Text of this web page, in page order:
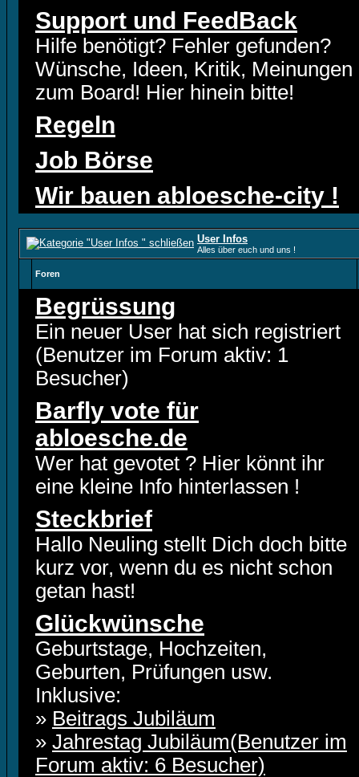
Support und FeedBack
Hilfe benötigt? Fehler gefunden?
Wünsche, Ideen, Kritik, Meinungen
zum Board! Hier hinein bitte!
Regeln
Job Börse
Wir bauen abloesche-city !
User Infos
Alles über euch und uns !
Foren
Begrüssung
Ein neuer User hat sich registriert
(Benutzer im Forum aktiv: 1
Besucher)
Barfly vote für
abloesche.de
Wer hat gevotet ? Hier könnt ihr
eine kleine Info hinterlassen !
Steckbrief
Hallo Neuling stellt Dich doch bitte
kurz vor, wenn du es nicht schon
getan hast!
Glückwünsche
Geburtstage, Hochzeiten,
Geburten, Prüfungen usw.
Inklusive:
» Beitrags Jubiläum
» Jahrestag Jubiläum(Benutzer im
Forum aktiv: 6 Besucher)